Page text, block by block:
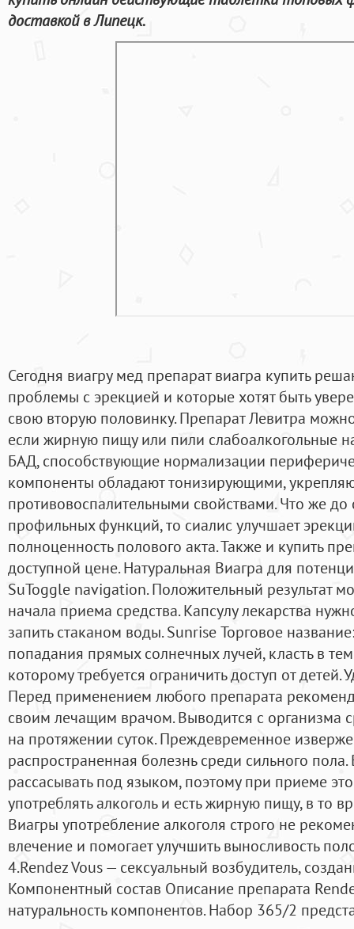
доставкой в Липецк.
Сегодня виагру мед препарат виагра купить
проблемы с эрекцией и которые хотят быть
свою вторую половинку. Препарат Левитра
если жирную пищу или пили слабоалкогольные
БАД, способствующие нормализации
компоненты обладают тонизирующими,
противовоспалительными свойствами. Что же
профильных функций, то сиалис улучшает
полноценность полового акта. Также и купить
доступной цене. Натуральная Виагра для
SuToggle navigation. Положительный результат
начала приема средства. Капсулу лекарства
запить стаканом воды. Sunrise Торговое
попадания прямых солнечных лучей, класть в
которому требуется ограничить доступ от
Перед применением любого препарата
своим лечащим врачом. Выводится с организма
на протяжении суток. Преждевременное
распространенная болезнь среди сильного
рассасывать под языком, поэтому при приеме
употреблять алкоголь и есть жирную пищу, в то
Виагры употребление алкоголя строго не
влечение и помогает улучшить выносливость
4.Rendez Vous — сексуальный возбудитель,
Компонентный состав Описание препарата
натуральность компонентов. Набор 365/2